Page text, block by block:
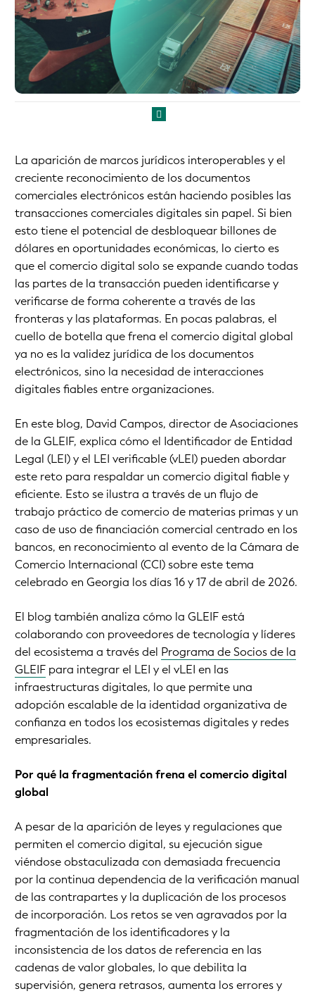
La aparición de marcos jurídicos interoperables y el
creciente reconocimiento de los documentos
comerciales electrónicos están haciendo posibles las
transacciones comerciales digitales sin papel. Si bien
esto tiene el potencial de desbloquear billones de
dólares en oportunidades económicas, lo cierto es
que el comercio digital solo se expande cuando todas
las partes de la transacción pueden identificarse y
verificarse de forma coherente a través de las
fronteras y las plataformas. En pocas palabras, el
cuello de botella que frena el comercio digital global
ya no es la validez jurídica de los documentos
electrónicos, sino la necesidad de interacciones
digitales fiables entre organizaciones.
En este blog, David Campos, director de Asociaciones
de la GLEIF, explica cómo el Identificador de Entidad
Legal (LEI) y el LEI verificable (vLEI) pueden abordar
este reto para respaldar un comercio digital fiable y
eficiente. Esto se ilustra a través de un flujo de
trabajo práctico de comercio de materias primas y un
caso de uso de financiación comercial centrado en los
bancos, en reconocimiento al evento de la Cámara de
Comercio Internacional (CCI) sobre este tema
celebrado en Georgia los días 16 y 17 de abril de 2026.
El blog también analiza cómo la GLEIF está
colaborando con proveedores de tecnología y líderes
del ecosistema a través del Programa de Socios de la
GLEIF para integrar el LEI y el vLEI en las
infraestructuras digitales, lo que permite una
adopción escalable de la identidad organizativa de
confianza en todos los ecosistemas digitales y redes
empresariales.
Por qué la fragmentación frena el comercio digital
global
A pesar de la aparición de leyes y regulaciones que
permiten el comercio digital, su ejecución sigue
viéndose obstaculizada con demasiada frecuencia
por la continua dependencia de la verificación manual
de las contrapartes y la duplicación de los procesos
de incorporación. Los retos se ven agravados por la
fragmentación de los identificadores y la
inconsistencia de los datos de referencia en las
cadenas de valor globales, lo que debilita la
supervisión, genera retrasos, aumenta los errores y